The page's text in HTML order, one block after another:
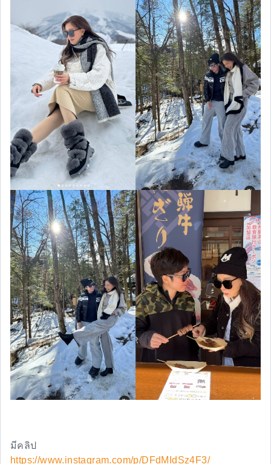
มีคลิป
https://www.instagram.com/p/DFdMIdSz4F3/